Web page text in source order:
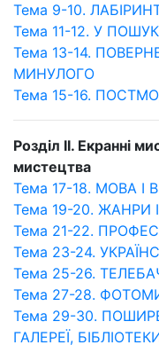
Тема 9-10.
Тема 11-12. У
Тема 13-14.
МИНУЛОГО
Тема 15-16.
Розділ II. Екранні
мистецтва
Тема 17-18. МОВА
Тема 19-20. ЖАНРИ
Тема 21-22.
Тема 23-24.
Тема 25-26.
Тема 27-28.
Тема 29-30.
ГАЛЕРЕЇ,